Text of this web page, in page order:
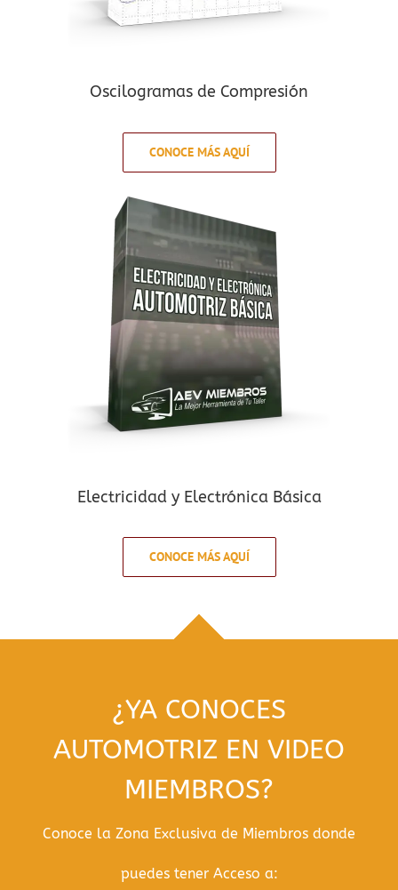
Oscilogramas de Compresión
CONOCE MÁS AQUÍ
Electricidad y Electrónica Básica
CONOCE MÁS AQUÍ
¿YA CONOCES
AUTOMOTRIZ EN VIDEO
MIEMBROS?
Conoce la Zona Exclusiva de Miembros donde
puedes tener Acceso a: